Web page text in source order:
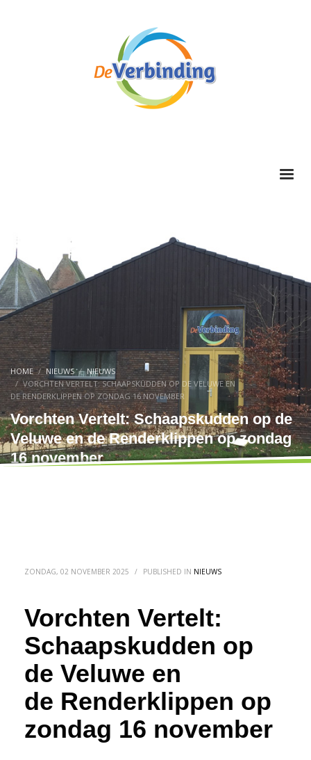
HOME NIEUWS
NIEUWS
VORCHTEN VERTELT: SCHAAPSKUDDEN OP DE VELUWE EN
DE RENDERKLIPPEN OP ZONDAG 16 NOVEMBER
Vorchten Vertelt: Schaapskudden op de
Veluwe en de Renderklippen op zondag
16 november
ZONDAG, 02 NOVEMBER 2025 / PUBLISHED IN NIEUWS
Vorchten Vertelt:
Schaapskudden op
de Veluwe en
de Renderklippen op
zondag 16 november